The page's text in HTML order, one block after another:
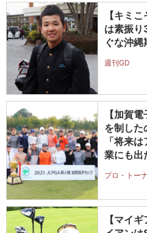
【キミ
は素振
ぐな沖縄
週刊GD
【加賀
を制した
「将来
業にも出
プロ・トー
【マイ